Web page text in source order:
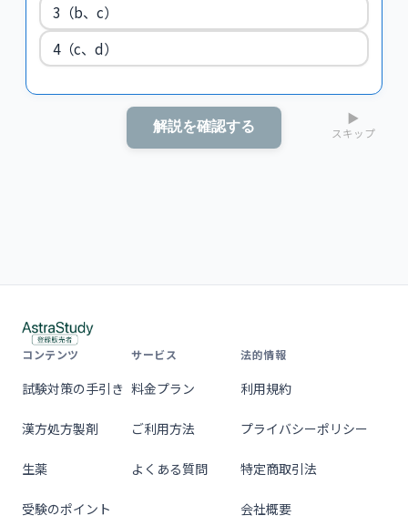
3（b、c）
4（c、d）
解説を確認する ▶
スキップ
コンテンツ
試験対策の手引き
漢方処方製剤
生薬
受験のポイント
サービス
料金プラン
ご利用方法
よくある質問
法的情報
利用規約
プライバシーポリシー
特定商取引法
会社概要